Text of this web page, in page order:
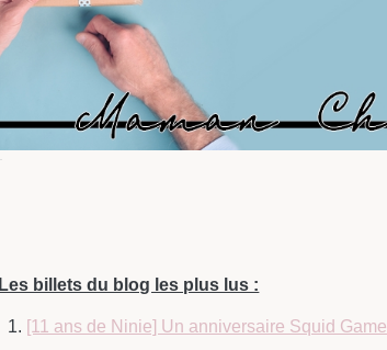
Les billets du blog les plus lus :
[11 ans de Ninie] Un anniversaire Squid Game